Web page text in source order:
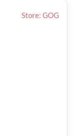
Store: GOG